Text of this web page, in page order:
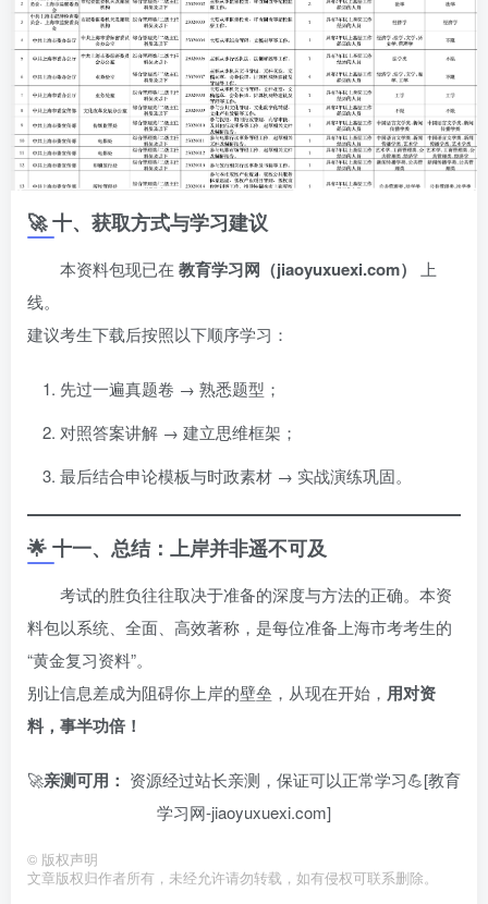
🚀 十、获取方式与学习建议
本资料包现已在 教育学习网（jiaoyuxuexi.com）
上
线。
建议考生下载后按照以下顺序学习：
先过一遍真题卷 → 熟悉题型；
对照答案讲解 → 建立思维框架；
最后结合申论模板与时政素材 → 实战演练巩固。
🌟 十一、总结：上岸并非遥不可及
考试的胜负往往取决于准备的深度与方法的正确。本资
料包以系统、全面、高效著称，是每位准备上海市考考生的
“黄金复习资料”。
别让信息差成为阻碍你上岸的壁垒，从现在开始， 用对资
料，事半功倍！
🚀亲测可用： 资源经过站长亲测，保证可以正常学习💪[教育
学习网-jiaoyuxuexi.com]
© 版权声明
文章版权归作者所有，未经允许请勿转载，如有侵权可联系删除。